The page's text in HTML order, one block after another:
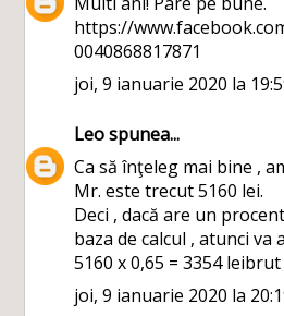
https://
0040868817871
joi, 9 ianuarie 2020 la
Leospunea...
Ca să înţeleg mai bine ,
Mr. este trecut 5160 lei.
Deci , dacă are un
baza de calcul , atunci va
5160 x 0,65 = 3354 leibrut
joi, 9 ianuarie 2020 la